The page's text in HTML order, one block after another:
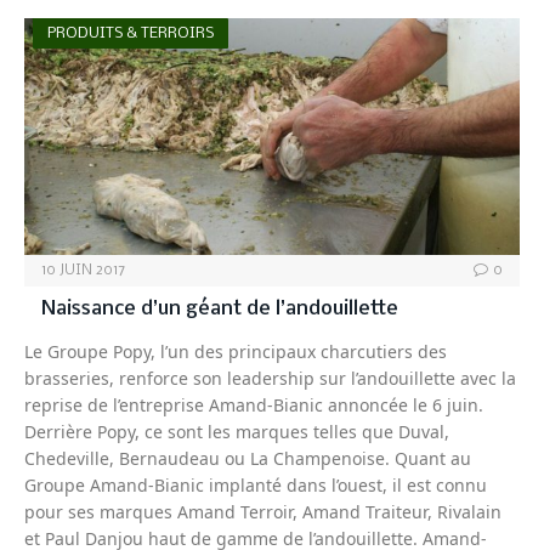
PRODUITS & TERROIRS
10 JUIN 2017 0
Naissance d’un géant de l’andouillette
Le Groupe Popy, l’un des principaux charcutiers des
brasseries, renforce son leadership sur l’andouillette avec la
reprise de l’entreprise Amand-Bianic annoncée le 6 juin.
Derrière Popy, ce sont les marques telles que Duval,
Chedeville, Bernaudeau ou La Champenoise. Quant au
Groupe Amand-Bianic implanté dans l’ouest, il est connu
pour ses marques Amand Terroir, Amand Traiteur, Rivalain
et Paul Danjou haut de gamme de l’andouillette. Amand-